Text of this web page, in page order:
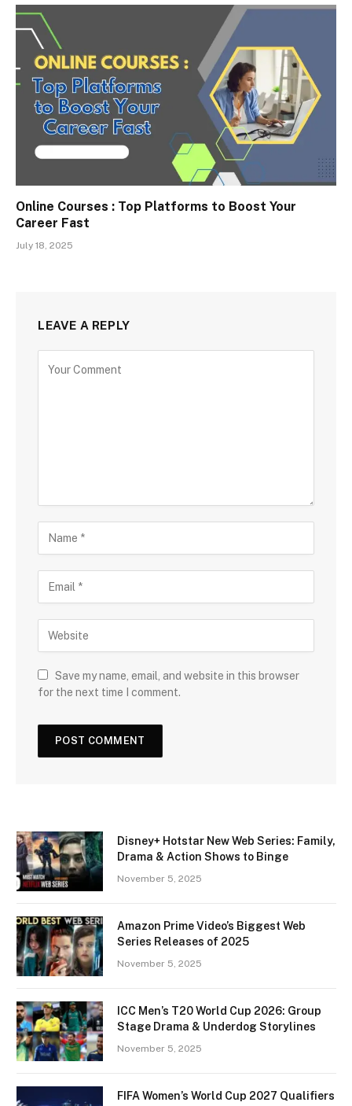
Online Courses : Top Platforms to Boost Your
Career Fast
July 18, 2025
LEAVE A REPLY
Save my name, email, and website in this browser
for the next time I comment.
Disney+ Hotstar New Web Series: Family,
Drama & Action Shows to Binge
November 5, 2025
Amazon Prime Video’s Biggest Web
Series Releases of 2025
November 5, 2025
ICC Men’s T20 World Cup 2026: Group
Stage Drama & Underdog Storylines
November 5, 2025
FIFA Women’s World Cup 2027 Qualifiers